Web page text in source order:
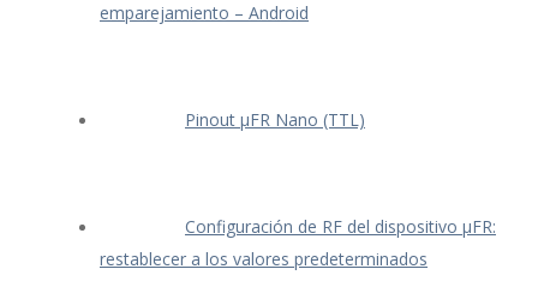
emparejamiento – Android
Pinout μFR Nano (TTL)
Configuración de RF del dispositivo μFR:
restablecer a los valores predeterminados